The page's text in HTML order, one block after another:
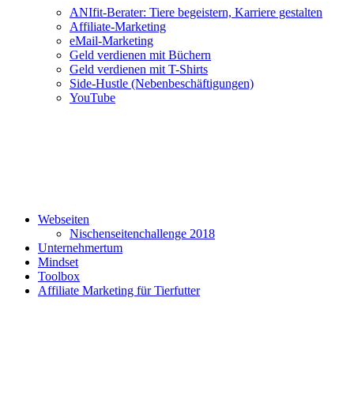
ANIfit-Berater: Tiere begeistern, Karriere gestalten
Affiliate-Marketing
eMail-Marketing
Geld verdienen mit Büchern
Geld verdienen mit T-Shirts
Side-Hustle (Nebenbeschäftigungen)
YouTube
Webseiten
Nischenseitenchallenge 2018
Unternehmertum
Mindset
Toolbox
Affiliate Marketing für Tierfutter